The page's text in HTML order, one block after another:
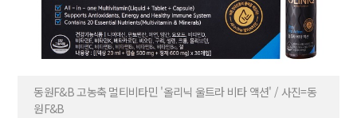
동원F&B 고농축 멀티비타민 '올리닉 울트라 비타 액션' / 사진=동
원F&B